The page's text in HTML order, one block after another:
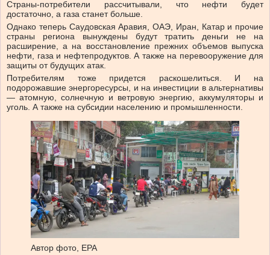
Страны-потребители рассчитывали, что нефти будет
достаточно, а газа станет больше.
Однако теперь Саудовская Аравия, ОАЭ, Иран, Катар и прочие
страны региона вынуждены будут тратить деньги не на
расширение, а на восстановление прежних объемов выпуска
нефти, газа и нефтепродуктов. А также на перевооружение для
защиты от будущих атак.
Потребителям тоже придется раскошелиться. И на
подорожавшие энергоресурсы, и на инвестиции в альтернативы
— атомную, солнечную и ветровую энергию, аккумуляторы и
уголь. А также на субсидии населению и промышленности.
Автор фото, EPA